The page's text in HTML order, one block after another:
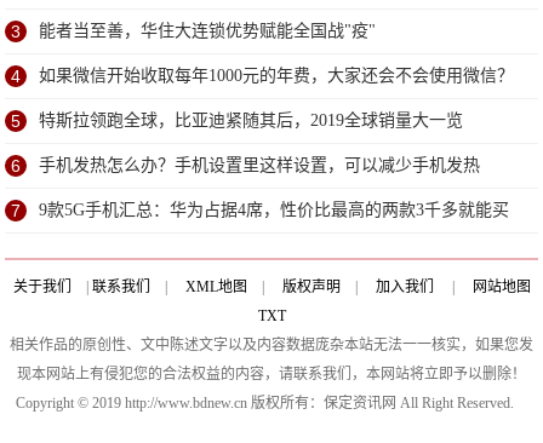
3 能者当至善，华住大连锁优势赋能全国战"疫"
4 如果微信开始收取每年1000元的年费，大家还会不会使用微信？
5 特斯拉领跑全球，比亚迪紧随其后，2019全球销量大一览
6 手机发热怎么办？手机设置里这样设置，可以减少手机发热
7 9款5G手机汇总：华为占据4席，性价比最高的两款3千多就能买
到
关于我们 联系我们 XML地图 版权声明 加入我们
网站地图
TXT
相关作品的原创性、文中陈述文字以及内容数据庞杂本站无法一一核实，如果您发
现本网站上有侵犯您的合法权益的内容，请联系我们，本网站将立即予以删除！
Copyright © 2019 http://www.bdnew.cn 版权所有：保定资讯网 All Right Reserved.